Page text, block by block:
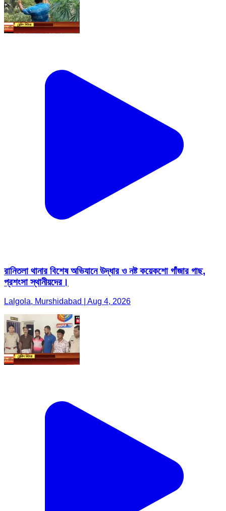
রানিতলা থানার বিশেষ অভিযানে উদ্ধার ও নষ্ট কয়েকশো গাঁজার গাছ,
প্রশংসা স্থানীয়দের।
Lalgola, Murshidabad | Aug 4, 2026